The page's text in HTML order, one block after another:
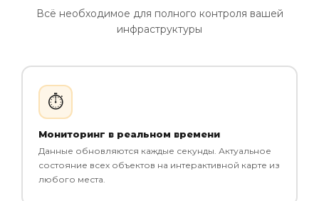
Всё необходимое для полного контроля вашей
инфраструктуры
⏱️
Мониторинг в реальном времени
Данные обновляются каждые секунды. Актуальное
состояние всех объектов на интерактивной карте из
любого места.